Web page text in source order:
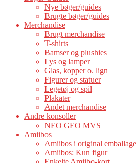
Nye bøger/guides
Brugte bøger/guides
Merchandise
Brugt merchandise
T-shirts
Bamser og plushies
Lys og lamper
Glas, kopper o. lign
Figurer og statuer
Legetøj og spil
Plakater
Andet merchandise
Andre konsoller
NEO GEO MVS
Amiibos
Amiibos i original emballage
Amiibos: Kun figur